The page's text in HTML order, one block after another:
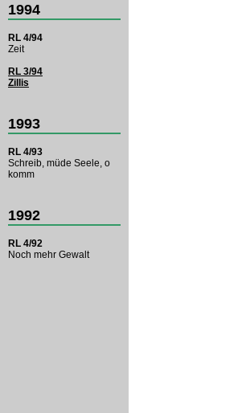
1994
RL 4/94
Zeit
RL 3/94
Zillis
1993
RL 4/93
Schreib, müde Seele, o
komm
1992
RL 4/92
Noch mehr Gewalt